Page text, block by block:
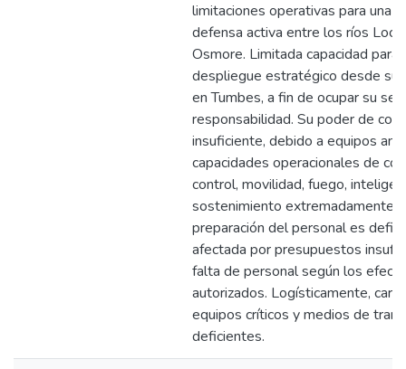
limitaciones operativas para una
defensa activa entre los ríos
Osmore. Limitada capacidad para
despliegue estratégico desde su
en Tumbes, a fin de ocupar su
responsabilidad. Su poder de
insuficiente, debido a equipos
capacidades operacionales de
control, movilidad, fuego,
sostenimiento extremadamente
preparación del personal es
afectada por presupuestos
falta de personal según los
autorizados. Logísticamente,
equipos críticos y medios de
deficientes.